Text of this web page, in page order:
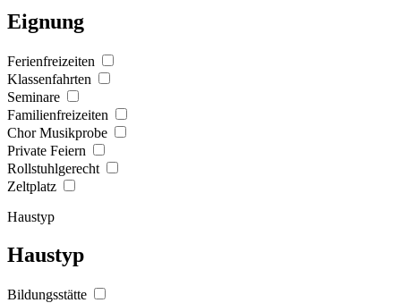
Eignung
Ferienfreizeiten
Klassenfahrten
Seminare
Familienfreizeiten
Chor Musikprobe
Private Feiern
Rollstuhlgerecht
Zeltplatz
Haustyp
Haustyp
Bildungsstätte